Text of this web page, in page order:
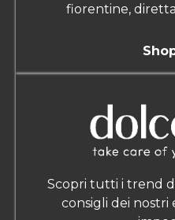
fiorentine,
Scopri tutti i trend
consigli dei